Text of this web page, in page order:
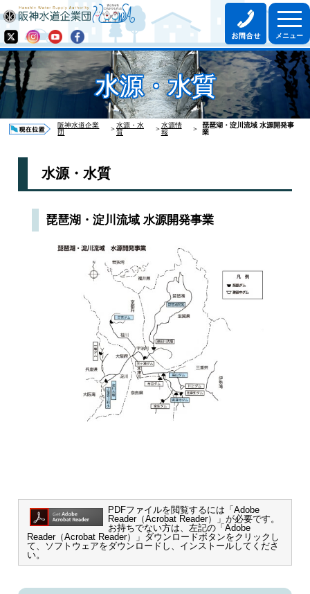
水源・水質
阪神水道企業
団
＞水源・水
質
＞水源情
報
＞
琵琶湖・淀川流域 水源開発事
業
水源・水質
琵琶湖・淀川流域 水源開発事業
PDFファイルを閲覧するには「Adobe
Reader（Acrobat Reader）」が必要です。
お持ちでない方は、左記の「Adobe
Reader（Acrobat Reader）」ダウンロードボタンをクリックし
て、ソフトウェアをダウンロードし、インストールしてくださ
い。